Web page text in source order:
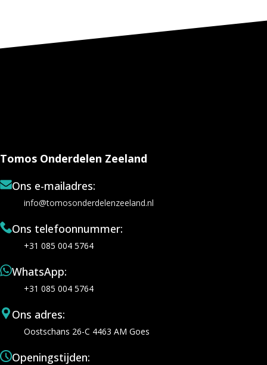
Tomos Onderdelen Zeeland
Ons e-mailadres:
info@tomosonderdelenzeeland.nl
Ons telefoonnummer:
+31 085 004 5764
WhatsApp:
+31 085 004 5764
Ons adres:
Oostschans 26-C 4463 AM Goes
Openingstijden: